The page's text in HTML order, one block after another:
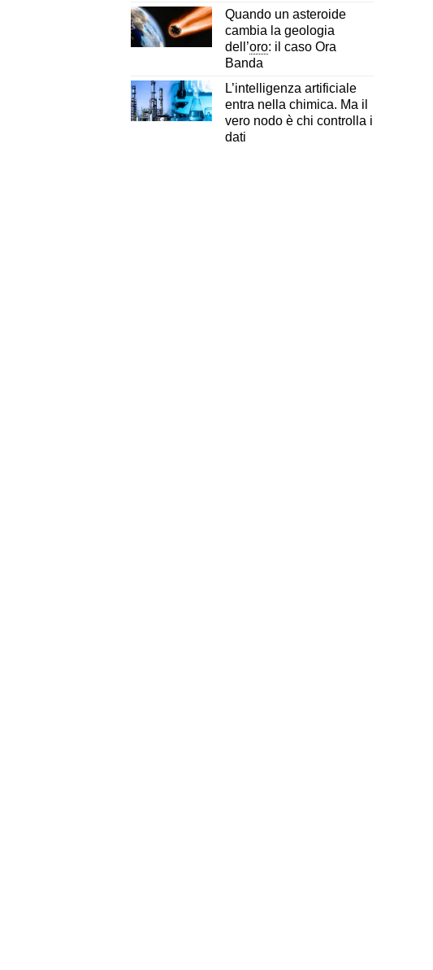
Quando un asteroide
cambia la geologia
dell’oro: il caso Ora
Banda
L’intelligenza artificiale
entra nella chimica. Ma il
vero nodo è chi controlla i
dati